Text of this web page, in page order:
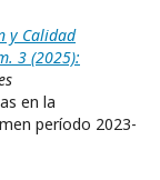
y Calidad
3 (2025):
en la
período 2023-